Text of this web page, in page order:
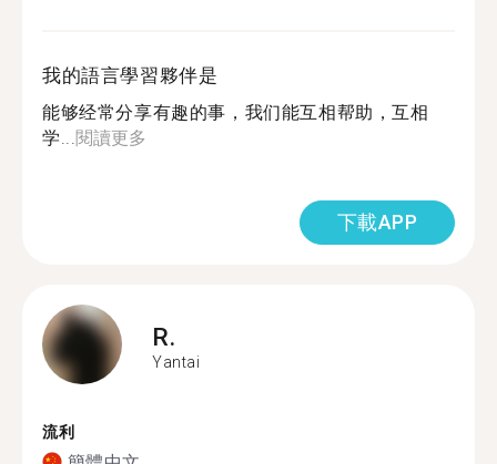
我的語言學習夥伴是
能够经常分享有趣的事，我们能互相帮助，互相
学...閱讀更多
下載APP
R.
Yantai
流利